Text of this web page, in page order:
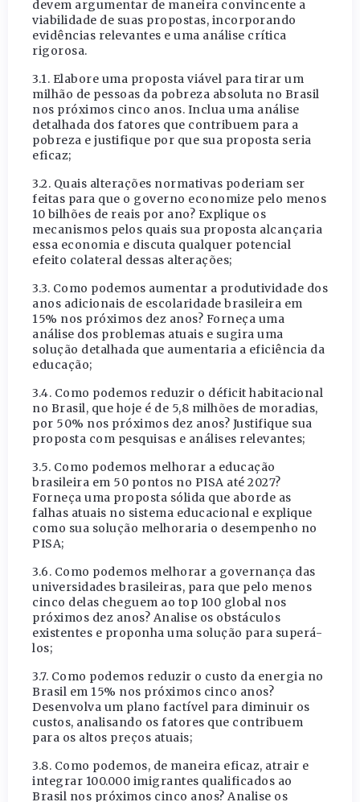
devem argumentar de maneira convincente a
viabilidade de suas propostas, incorporando
evidências relevantes e uma análise crítica
rigorosa.
3.1. Elabore uma proposta viável para tirar um
milhão de pessoas da pobreza absoluta no Brasil
nos próximos cinco anos. Inclua uma análise
detalhada dos fatores que contribuem para a
pobreza e justifique por que sua proposta seria
eficaz;
3.2. Quais alterações normativas poderiam ser
feitas para que o governo economize pelo menos
10 bilhões de reais por ano? Explique os
mecanismos pelos quais sua proposta alcançaria
essa economia e discuta qualquer potencial
efeito colateral dessas alterações;
3.3. Como podemos aumentar a produtividade dos
anos adicionais de escolaridade brasileira em
15% nos próximos dez anos? Forneça uma
análise dos problemas atuais e sugira uma
solução detalhada que aumentaria a eficiência da
educação;
3.4. Como podemos reduzir o déficit habitacional
no Brasil, que hoje é de 5,8 milhões de moradias,
por 50% nos próximos dez anos? Justifique sua
proposta com pesquisas e análises relevantes;
3.5. Como podemos melhorar a educação
brasileira em 50 pontos no PISA até 2027?
Forneça uma proposta sólida que aborde as
falhas atuais no sistema educacional e explique
como sua solução melhoraria o desempenho no
PISA;
3.6. Como podemos melhorar a governança das
universidades brasileiras, para que pelo menos
cinco delas cheguem ao top 100 global nos
próximos dez anos? Analise os obstáculos
existentes e proponha uma solução para superá-
los;
3.7. Como podemos reduzir o custo da energia no
Brasil em 15% nos próximos cinco anos?
Desenvolva um plano factível para diminuir os
custos, analisando os fatores que contribuem
para os altos preços atuais;
3.8. Como podemos, de maneira eficaz, atrair e
integrar 100.000 imigrantes qualificados ao
Brasil nos próximos cinco anos? Analise os